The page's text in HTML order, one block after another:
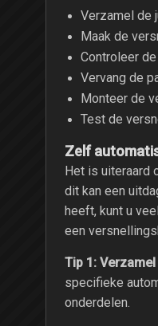
Verzamel de
Maak de
Controleer
Vervang de
Monteer de
Test de
Zelf
Het is uiteraard
dit kan een
heeft, kunt u
een
Tip 1:
specifieke
onderdelen.